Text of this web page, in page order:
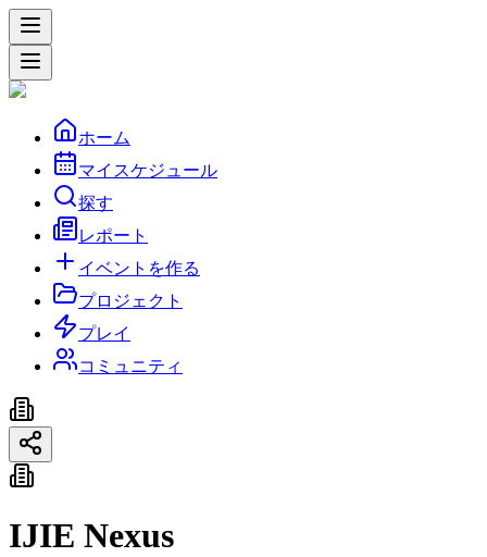
ホーム
マイスケジュール
探す
レポート
イベントを作る
プロジェクト
プレイ
コミュニティ
IJIE Nexus